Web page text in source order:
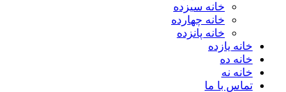
خانه سیزده
خانه چهارده
خانه پانزده
خانه یازده
خانه ده
خانه نه
تماس با ما